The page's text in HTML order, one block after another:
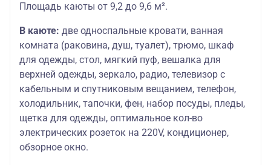
Площадь каюты от 9,2 до 9,6 м².
В каюте: две односпальные кровати, ванная
комната (раковина, душ, туалет), трюмо, шкаф
для одежды, стол, мягкий пуф, вешалка для
верхней одежды, зеркало, радио, телевизор с
кабельным и спутниковым вещанием, телефон,
холодильник, тапочки, фен, набор посуды, пледы,
щетка для одежды, оптимальное кол-во
электрических розеток на 220V, кондиционер,
обзорное окно.